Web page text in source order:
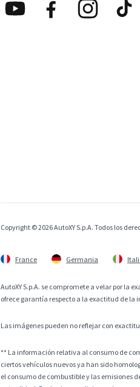
Copyright © 2026 AutoXY S.p.A. Todos los
France Germania
AutoXY S.p.A. se compromete a velar por la
ofrece garantía respecto a la exactitud de la
Las imágenes pueden no reflejar con
** La información relativa al consumo de
ciertos vehículos nuevos ya han sido
el consumo de combustible y las emisiones